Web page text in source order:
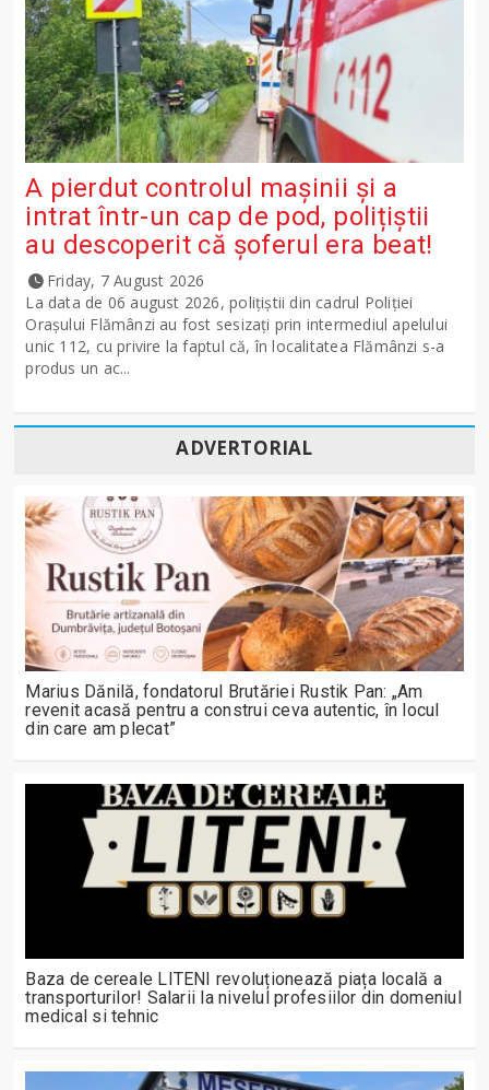
A pierdut controlul mașinii și a
intrat într-un cap de pod, polițiștii
au descoperit că șoferul era beat!
Friday, 7 August 2026
La data de 06 august 2026, polițiștii din cadrul Poliției
Orașului Flămânzi au fost sesizați prin intermediul apelului
unic 112, cu privire la faptul că, în localitatea Flămânzi s-a
produs un ac...
ADVERTORIAL
Marius Dănilă, fondatorul Brutăriei Rustik Pan: „Am
revenit acasă pentru a construi ceva autentic, în locul
din care am plecat”
Baza de cereale LITENI revoluționează piața locală a
transporturilor! Salarii la nivelul profesiilor din domeniul
medical si tehnic